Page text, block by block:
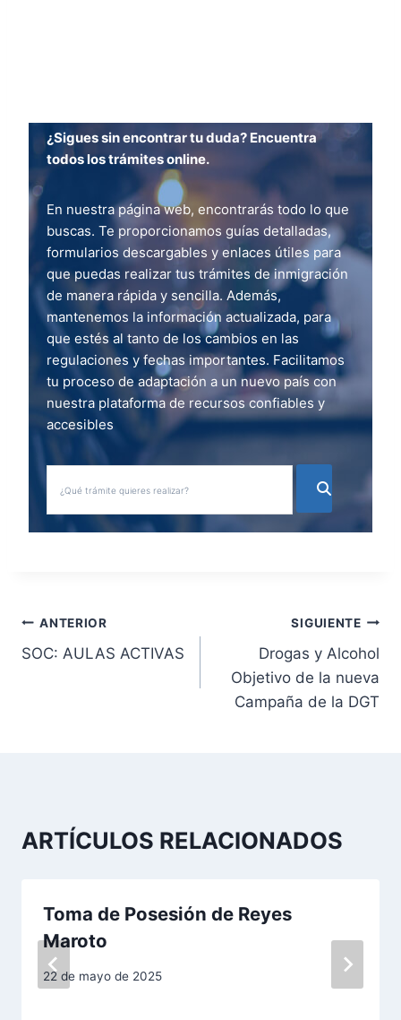
¿Sigues sin encontrar tu duda? Encuentra
todos los trámites online.
En nuestra página web, encontrarás todo lo que
buscas. Te proporcionamos guías detalladas,
formularios descargables y enlaces útiles para
que puedas realizar tus trámites de inmigración
de manera rápida y sencilla. Además,
mantenemos la información actualizada, para
que estés al tanto de los cambios en las
regulaciones y fechas importantes. Facilitamos
tu proceso de adaptación a un nuevo país con
nuestra plataforma de recursos confiables y
accesibles
N
a
c
ANTERIOR
SOC: AULAS ACTIVAS
SIGUIENTE
Drogas y Alcohol
Objetivo de la nueva
Campaña de la DGT
ARTÍCULOS RELACIONADOS
Toma de Posesión de Reyes
Maroto
22 de mayo de 2025